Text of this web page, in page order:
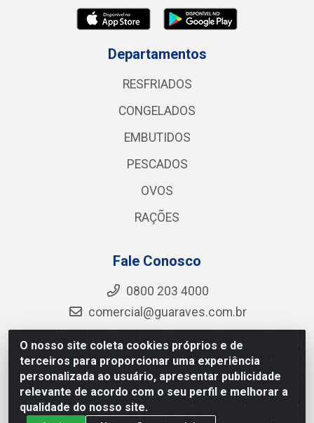
O nosso site coleta cookies próprios e de
terceiros para proporcionar uma experiência
personalizada ao usuário, apresentar publicidade
relevante de acordo com o seu perfil e melhorar a
qualidade do nosso site.
Departamentos
RESFRIADOS
CONGELADOS
EMBUTIDOS
PESCADOS
OVOS
RAÇÕES
Fale Conosco
0800 203 4000
comercial@guaraves.com.br
Guaraves - PB 075 KM 2, S/N - Zona Rural, Guarabira/PB
- CEP 58.200-000 - CNPJ 12.727.145/0001-78